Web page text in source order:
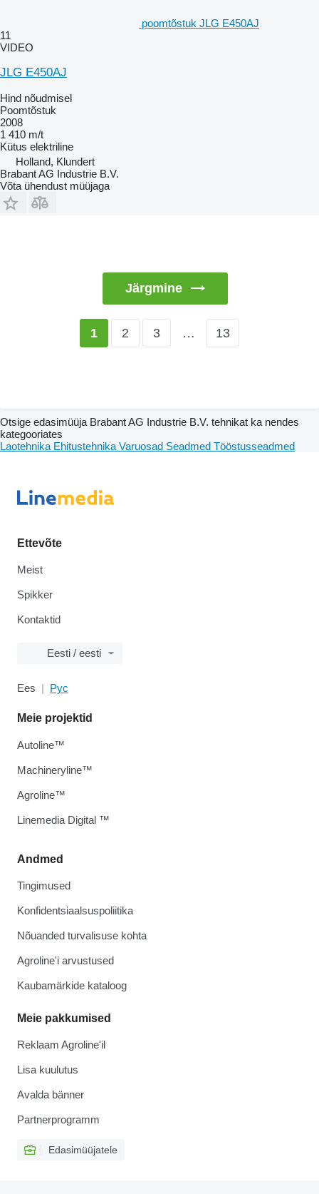
poomtõstuk JLG E450AJ
11
VIDEO
JLG E450AJ
Hind nõudmisel
Poomtõstuk
2008
1 410 m/t
Kütus elektriline
Holland, Klundert
Brabant AG Industrie B.V.
Võta ühendust müüjaga
Järgmine
1 2 3 … 13
Otsige edasimüüja Brabant AG Industrie B.V. tehnikat ka nendes
kategooriates
Laotehnika Ehitustehnika Varuosad Seadmed Tööstusseadmed
Ettevõte
Meist
Spikker
Kontaktid
Eesti / eesti
Ees Рус
Andmed
Tingimused
Konfidentsiaalsuspoliitika
Nõuanded turvalisuse kohta
Agroline'i arvustused
Kaubamärkide kataloog
Meie pakkumised
Reklaam Agroline'il
Lisa kuulutus
Avalda bänner
Partnerprogramm
Edasimüüjatele
Meie projektid
Autoline™
Machineryline™
Agroline™
Linemedia Digital ™